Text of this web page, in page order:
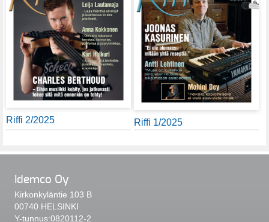
Riffi 2/2025 Riffi 1/2025
Idemco Oy
Kirkonkyläntie 103 B
00740 HELSINKI
Y-tunnus:0820112-2